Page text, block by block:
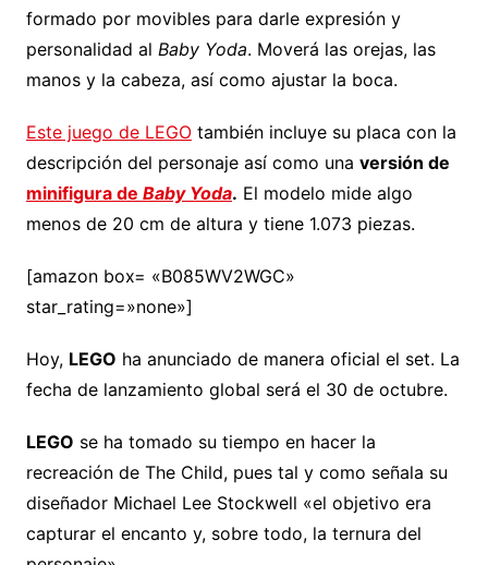
formado por movibles para darle expresión y
personalidad al Baby Yoda. Moverá las orejas, las
manos y la cabeza, así como ajustar la boca.
Este juego de LEGOtambién incluye su placa con la
descripción del personaje así como una versión de
minifigura de Baby Yoda. El modelo mide algo
menos de 20 cm de altura y tiene 1.073 piezas.
[amazon box= «B085WV2WGC»
star_rating=»none»]
Hoy, LEGO ha anunciado de manera oficial el set. La
fecha de lanzamiento global será el 30 de octubre.
LEGO se ha tomado su tiempo en hacer la
recreación de The Child, pues tal y como señala su
diseñador Michael Lee Stockwell «el objetivo era
capturar el encanto y, sobre todo, la ternura del